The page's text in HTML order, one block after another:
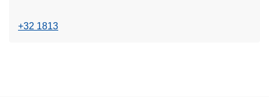
+32 1813